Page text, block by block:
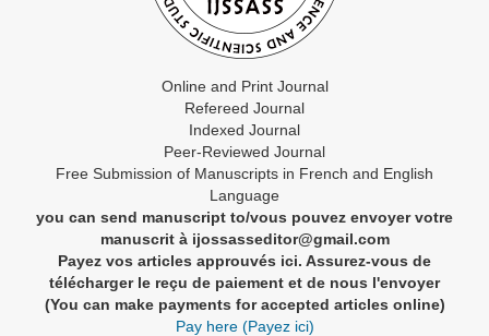
Online and Print Journal
Refereed Journal
Indexed Journal
Peer-Reviewed Journal
Free Submission of Manuscripts in French and English
Language
you can send manuscript to/vous pouvez envoyer votre
manuscrit à ijossasseditor@gmail.com
Payez vos articles approuvés ici. Assurez-vous de
télécharger le reçu de paiement et de nous l'envoyer
(You can make payments for accepted articles online)
Pay here (Payez ici)